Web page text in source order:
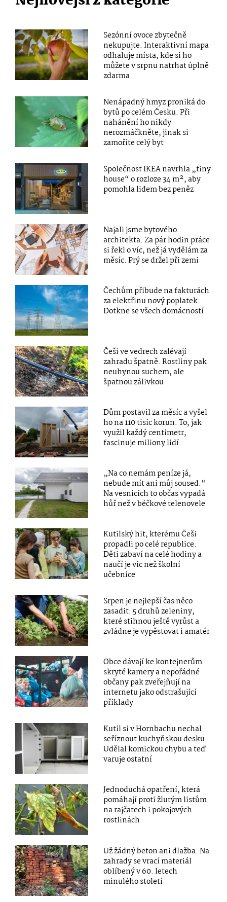
Sezónní ovoce zbytečně
nekupujte. Interaktivní mapa
odhaluje místa, kde si ho
můžete v srpnu natrhat úplně
zdarma
Nenápadný hmyz proniká do
bytů po celém Česku. Při
nahánění ho nikdy
nerozmáčkněte, jinak si
zamoříte celý byt
Společnost IKEA navrhla „tiny
house“ o rozloze 34 m², aby
pomohla lidem bez peněz
Najali jsme bytového
architekta. Za pár hodin práce
si řekl o víc, než já vydělám za
měsíc. Prý se držel při zemi
Čechům přibude na fakturách
za elektřinu nový poplatek.
Dotkne se všech domácností
Češi ve vedrech zalévají
zahradu špatně. Rostliny pak
neuhynou suchem, ale
špatnou zálivkou
Dům postavil za měsíc a vyšel
ho na 110 tisíc korun. To, jak
využil každý centimetr,
fascinuje miliony lidí
„Na co nemám peníze já,
nebude mít ani můj soused.“
Na vesnicích to občas vypadá
hůř než v béčkové telenovele
Kutilský hit, kterému Češi
propadli po celé republice.
Děti zabaví na celé hodiny a
naučí je víc než školní
učebnice
Srpen je nejlepší čas něco
zasadit: 5 druhů zeleniny,
které stihnou ještě vyrůst a
zvládne je vypěstovat i amatér
Obce dávají ke kontejnerům
skryté kamery a nepořádné
občany pak zveřejňují na
internetu jako odstrašující
příklady
Kutil si v Hornbachu nechal
seříznout kuchyňskou desku.
Udělal komickou chybu a teď
varuje ostatní
Jednoduchá opatření, která
pomáhají proti žlutým listům
na rajčatech i pokojových
rostlinách
Už žádný beton ani dlažba. Na
zahrady se vrací materiál
oblíbený v 60. letech
minulého století